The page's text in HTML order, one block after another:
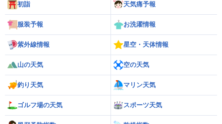
初詣 天気痛予報
服装予報 お洗濯情報
紫外線情報 星空・天体情報
山の天気 空の天気
釣り天気 マリン天気
ゴルフ場の天気 スポーツ天気